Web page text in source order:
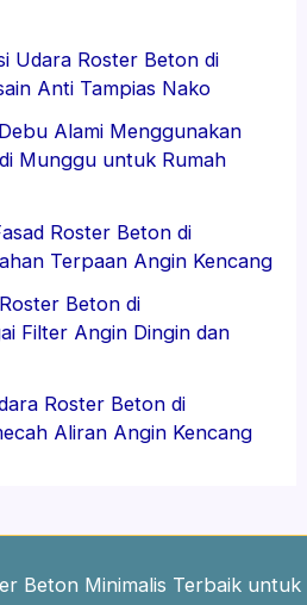
Udara Roster Beton di
Anti Tampias Nako
Alami Menggunakan
Munggu untuk Rumah
Roster Beton di
Terpaan Angin Kencang
Beton di
Filter Angin Dingin dan
Roster Beton di
Aliran Angin Kencang
Beton Minimalis Terbaik untuk